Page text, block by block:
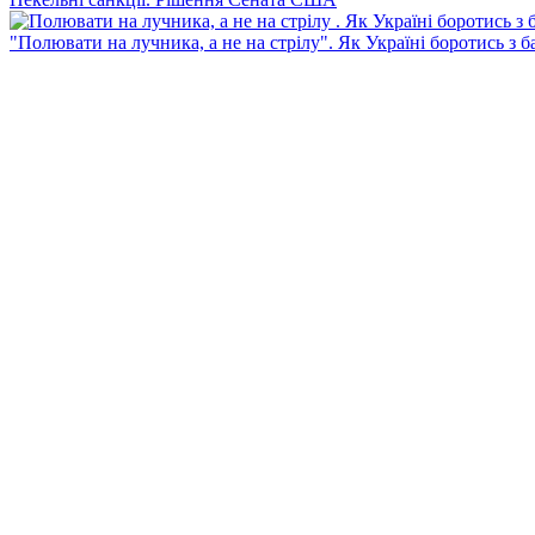
"Полювати на лучника, а не на стрілу". Як Україні боротись з